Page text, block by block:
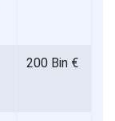
200 Bin €